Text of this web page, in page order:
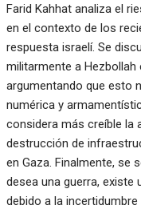
Farid Kahhat analiza el
en el contexto de los
respuesta israelí. Se
militarmente a Hezbollah
argumentando que esto
numérica y
considera más creíble la
destrucción de
en Gaza. Finalmente, se
desea una guerra, existe
debido a la